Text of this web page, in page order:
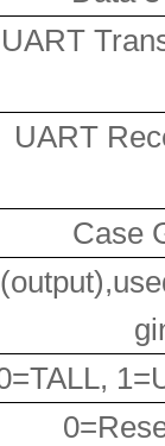
UART
UART
Case